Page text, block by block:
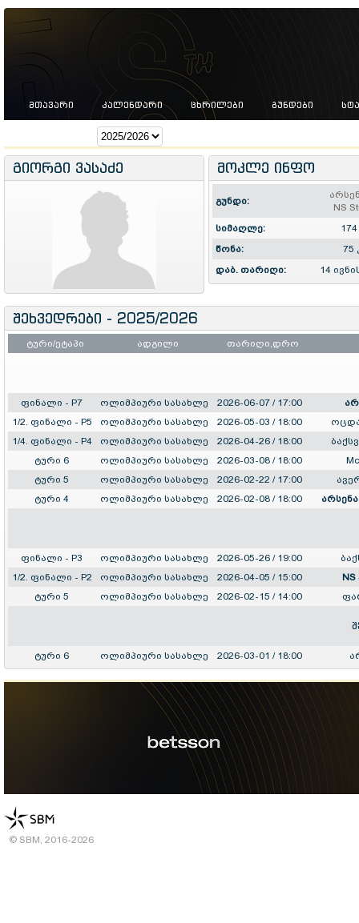
ᲛᲗᲐᲕᲐᲠᲘ ᲙᲐᲚᲔᲜᲓᲐᲠᲘ ᲪᲮᲠᲘᲚᲔᲑᲘ ᲒᲣᲜᲓᲔᲑᲘ
გიორგი ვასაძე მოკლე ინფო
გუნდი:
NS
სიმაღლე:
წონა:
75
დაბ. თარიღი:
14
შეხვედრები - 2025/2026
ტური/ეტაპი ადგილი თარიღი,დრო
ფინალი - P7 ოლიმპიური სასახლე 2026-06-07 / 17:00
1/2. ფინალი - P5
ოლიმპიური სასახლე 2026-05-03 / 18:00
1/4. ფინალი - P4
ოლიმპიური სასახლე 2026-04-26 / 18:00
ტური 6
ოლიმპიური სასახლე 2026-03-08 / 18:00
ტური 5
ოლიმპიური სასახლე 2026-02-22 / 17:00
ტური 4
ოლიმპიური სასახლე 2026-02-08 / 18:00
ფინალი - P3 ოლიმპიური სასახლე 2026-05-26 / 19:00
1/2. ფინალი - P2
ოლიმპიური სასახლე 2026-04-05 / 15:00
NS
ტური 5
ოლიმპიური სასახლე 2026-02-15 / 14:00
ტური 6 ოლიმპიური სასახლე 2026-03-01 / 18:00
© SBM, 2016-2026